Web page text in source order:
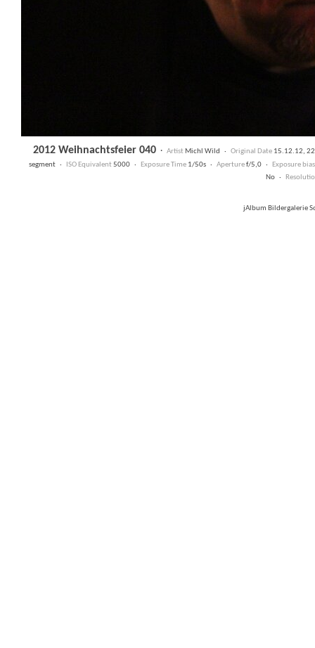
2012 Weihnachtsfeier 040· ArtistMichl Wild · Original Date15.12.12,
segment · ISO Equivalent5000 · Exposure Time 1/50s · Aperturef/5,0 · Exposure bias
No ·
jAlbum Bildergalerie